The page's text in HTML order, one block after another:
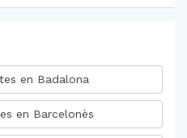
en Badalona
en Barcelonès